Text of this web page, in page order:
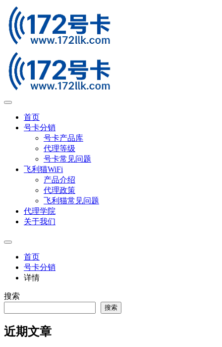
首页
号卡分销
号卡产品库
代理等级
号卡常见问题
飞利猫WiFi
产品介绍
代理政策
飞利猫常见问题
代理学院
关于我们
首页
号卡分销
详情
搜索
搜索
近期文章